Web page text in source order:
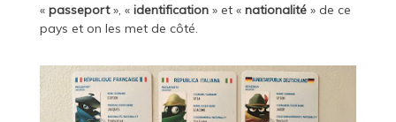
« passeport», « identification» et « nationalité » de ce
pays et on les met de côté.